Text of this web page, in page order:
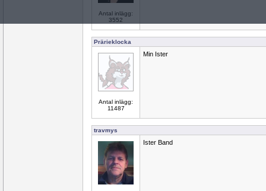
Antal inlägg:
3552
Prärieklocka
Antal inlägg:
11487
Min Ister
travmys
Ister Band